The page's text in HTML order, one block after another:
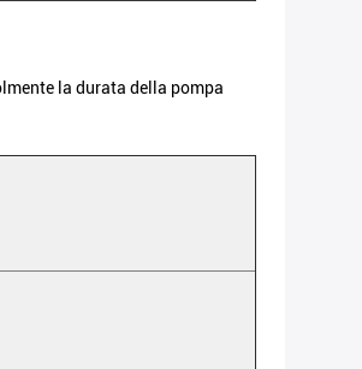
la durata della pompa